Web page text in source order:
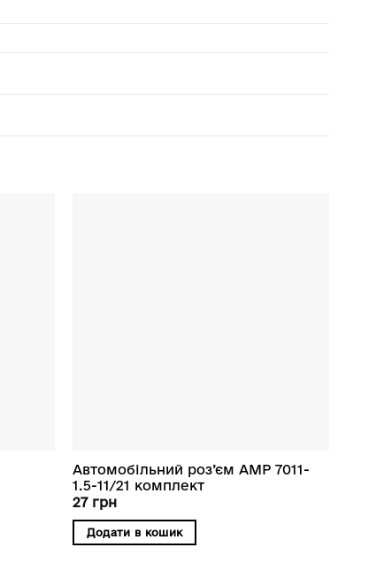
Автомобільний роз’єм AMP 7011-
1.5-11/21 комплект
27 грн
Додати в кошик